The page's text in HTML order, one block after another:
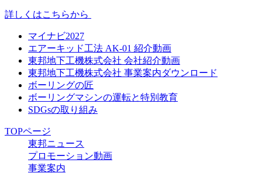
詳しくはこちらから
マイナビ2027
エアーキッド工法 AK-01 紹介動画
東邦地下工機株式会社 会社紹介動画
東邦地下工機株式会社 事業案内ダウンロード
ボーリングの匠
ボーリングマシンの運転と特別教育
SDGsの取り組み
TOPページ
東邦ニュース
プロモーション動画
事業案内